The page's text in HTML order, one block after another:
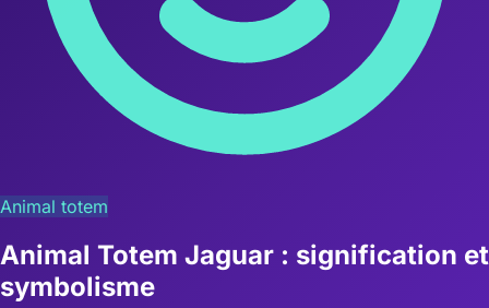
Animal totem
Animal Totem Jaguar : signification et
symbolisme